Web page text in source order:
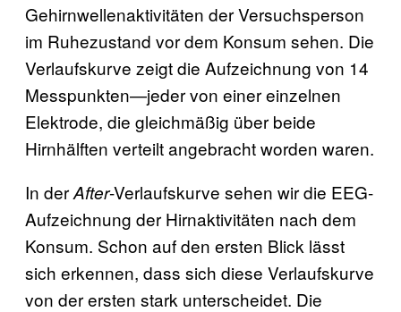
Gehirnwellenaktivitäten der Versuchsperson
im Ruhezustand vor dem Konsum sehen. Die
Verlaufskurve zeigt die Aufzeichnung von 14
Messpunkten—jeder von einer einzelnen
Elektrode, die gleichmäßig über beide
Hirnhälften verteilt angebracht worden waren.
In derAfter-Verlaufskurve sehen wir die EEG-
Aufzeichnung der Hirnaktivitäten nach dem
Konsum. Schon auf den ersten Blick lässt
sich erkennen, dass sich diese Verlaufskurve
von der ersten stark unterscheidet. Die